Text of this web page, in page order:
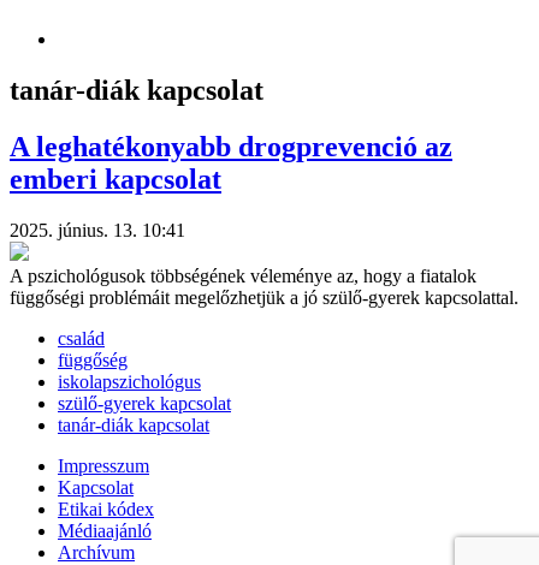
tanár-diák kapcsolat
A leghatékonyabb drogprevenció az
emberi kapcsolat
2025. június. 13. 10:41
A pszichológusok többségének véleménye az, hogy a fiatalok
függőségi problémáit megelőzhetjük a jó szülő-gyerek kapcsolattal.
család
függőség
iskolapszichológus
szülő-gyerek kapcsolat
tanár-diák kapcsolat
Impresszum
Kapcsolat
Etikai kódex
Médiaajánló
Archívum